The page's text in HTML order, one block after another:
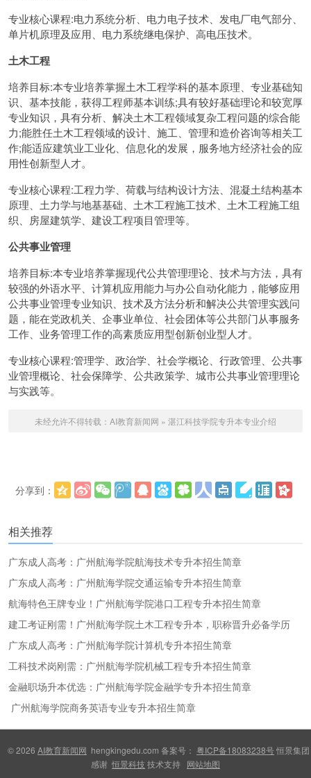
专业核心课程:电力系统分析、电力电子技术、发电厂电气部分、
单片机原理及应用、电力系统继电保护、高电压技术。
土木工程
培养目标:本专业培养掌握土木工程学科的基本原理、专业基础知
识、基本技能，获得工程师基本训练;具有较好基础理论和较宽厚
专业知识，具有分析、解决土木工程领域复杂工程问题的综合能
力;能胜任土木工程领域的设计、施工、管理和造价咨询等相关工
作;能适应建筑业工业化、信息化的发展，服务地方经济社会的应
用性创新型人才。
专业核心课程:工程力学、荷载与结构设计方法、混凝土结构基本
原理、土力学与地基基础、土木工程施工技术、土木工程施工组
织、房屋建筑学、建设工程项目管理等。
公共事业管理
培养目标:本专业培养掌握现代公共管理理论、技术与方法，具有
较强的外语水平、计算机应用能力与办公自动化能力，能够应用
公共事业管理专业知识、技术及方法分析和解决公共管理实践问
题，能在党政机关、企事业单位、社会团体等公共部门从事服务
工作、业务管理工作的高素质应用型创新创业型人才。
专业核心课程:管理学、政治学、社会学概论、行政管理、公共事
业管理概论、社会保障学、公共政策学、城市公共事业管理理论
与实践等。
未经允许不得转载： AI教育新闻网 » 湛江科技学院专升本专业介绍
分享到：
相关推荐
广东成人高考：广州航海学院航海技术专升本招生简章
广东成人高考：广州航海学院交通运输专升本招生简章
航海特色王牌专业！广州航海学院港口工程专升本招生简章
建工考证刚需！广州航海学院土木工程专升本，职称晋升必备学历
广东成人高考：广州航海学院计算机专升本招生简章
工科技术岗刚需：广州航海学院机械工程专升本招生简章
金融职场升本优选：广州航海学院金融学专升本招生简章
广州航海学院商务英语专业专升本招生简章
© 2026 AI教育新闻网 hengkingedu.com 备案号： 粤ICP备18083238号恒景集团
感谢 恒景科技 技术支持 网站地图